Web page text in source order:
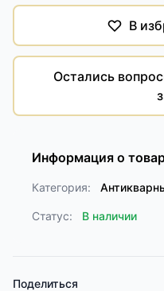
В
Остались
Информация о
Категория:
Статус: В наличии
Поделиться